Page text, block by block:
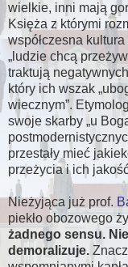
wielkie, inni mają
Księża z którymi
współczesna kultura
ludzie chcą
traktują
który ich wszak
wiecznym .
swoje skarby u
przestały mieć
przeżycia i ich
Nieżyjąca już prof.
piekło obozowego
żadnego sensu.
demoralizuje.